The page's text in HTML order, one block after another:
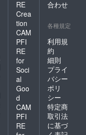
RE
Crea
tion
CAM
PFI
RE
for
Soci
al
Goo
d
CAM
PFI
RE
合わせ
各種規定
利用規
約
細則
プライ
バシー
ポリ
シー
特定商
取引法
に基づ